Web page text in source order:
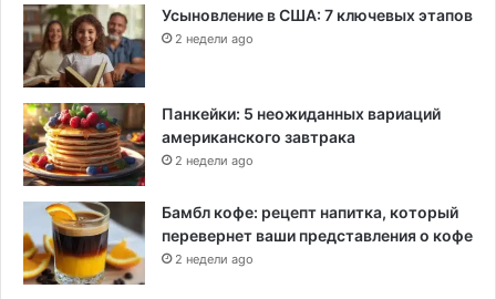
Усыновление в США: 7 ключевых этапов
2 недели ago
Панкейки: 5 неожиданных вариаций
американского завтрака
2 недели ago
Бамбл кофе: рецепт напитка, который
перевернет ваши представления о кофе
2 недели ago